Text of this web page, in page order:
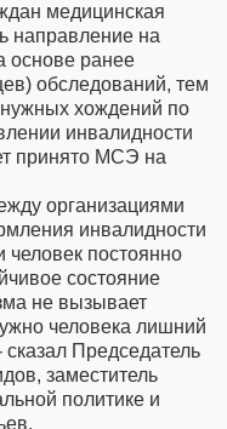
медицинская
направление на
основе ранее
обследований, тем
хождений по
инвалидности
принято МСЭ на
организациями
инвалидности
человек постоянно
состояние
не вызывает
человека лишний
сказал Председатель
заместитель
политике и